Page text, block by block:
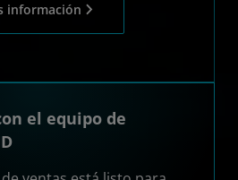
información
el equipo de